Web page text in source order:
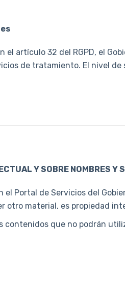
el artículo 32 del RGPD, el
de tratamiento. El nivel
Y SOBRE NOMBRES Y
el Portal de Servicios del
otro material, es propiedad
contenidos que no podrán